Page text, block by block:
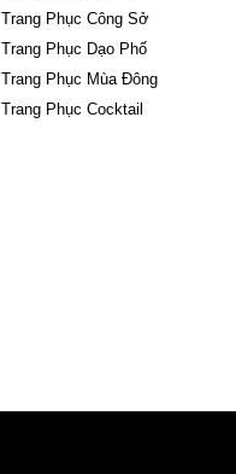
Trang Phục Công Sở
Trang Phục Dạo Phố
Trang Phục Mùa Đông
Trang Phục Cocktail